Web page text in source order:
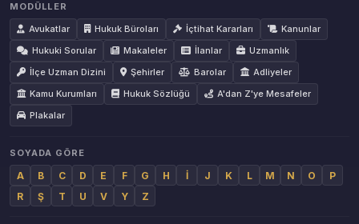
MODÜLLER
Avukatlar
Hukuk Büroları İçtihat Kararları
Kanunlar
Hukuki Sorular
Makaleler İlanlar
Uzmanlık
İlçe Uzman Dizini
Şehirler Barolar
Adliyeler
Kamu Kurumları
Hukuk Sözlüğü
A'dan Z'ye Mesafeler
Plakalar
SOYADA GÖRE
A B C D E F G H İ J K L M N O
P
R
Ş T U V Y Z